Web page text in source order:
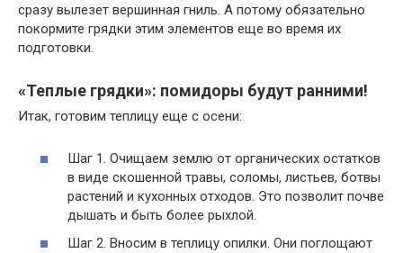
сразу вылезет вершинная гниль. А потому обязательно
покормите грядки этим элементов еще во время их
подготовки.
«Теплые грядки»: помидоры будут ранними!
Итак, готовим теплицу еще с осени:
Шаг 1. Очищаем землю от органических остатков
в виде скошенной травы, соломы, листьев, ботвы
растений и кухонных отходов. Это позволит почве
дышать и быть более рыхлой.
Шаг 2. Вносим в теплицу опилки. Они поглощают